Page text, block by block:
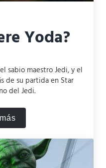
Yoda?
sabio maestro Jedi, y el
de su partida en Star
del Jedi.
muere Yoda?